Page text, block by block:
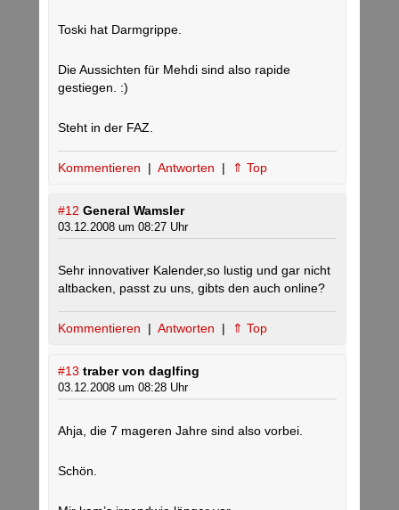
Toski hat Darmgrippe.
Die Aussichten für Mehdi sind also rapide
gestiegen. :)
Steht in der FAZ.
Kommentieren | Antworten | ⇑ Top
#12 General Wamsler
03.12.2008 um 08:27 Uhr
Sehr innovativer Kalender,so lustig und gar nicht
altbacken, passt zu uns, gibts den auch online?
Kommentieren | Antworten | ⇑ Top
#13 traber von daglfing
03.12.2008 um 08:28 Uhr
Ahja, die 7 mageren Jahre sind also vorbei.
Schön.